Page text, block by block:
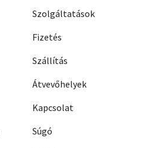
Szolgáltatások
Fizetés
Szállítás
Átvevőhelyek
Kapcsolat
Súgó